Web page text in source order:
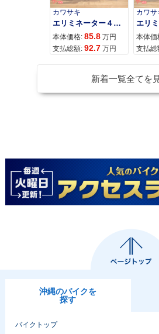
カワサキ
エリミネーター４００
本体価格: 85.8 万円
支払総額: 92.7 万円
カワサ
本体価
支払総
新着一覧全てを
沖縄のバイクを
探す
バイクトップ